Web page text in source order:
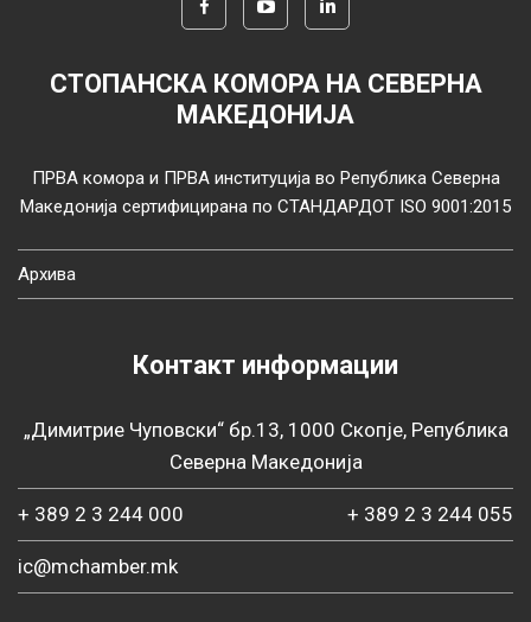
СТОПАНСКА КОМОРА НА СЕВЕРНА
МАКЕДОНИЈА
ПРВА комора и ПРВА институција во Република Северна
Македонија сертифицирана по СТАНДАРДОТ ISO 9001:2015
Архива
Контакт информации
„Димитрие Чуповски“ бр.13, 1000 Скопје, Република
Северна Македонија
+ 389 2 3 244 000 + 389 2 3 244 055
ic@mchamber.mk